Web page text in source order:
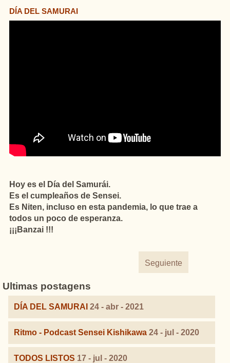
DÍA DEL SAMURAI
Hoy es el Día del Samurái.
Es el cumpleaños de Sensei.
Es Niten, incluso en esta pandemia, lo que trae a
todos un poco de esperanza.
¡¡¡Banzai !!!
Seguiente
Ultimas postagens
DÍA DEL SAMURAI 24 - abr - 2021
Ritmo - Podcast Sensei Kishikawa 24 - jul - 2020
TODOS LISTOS 17 - jul - 2020